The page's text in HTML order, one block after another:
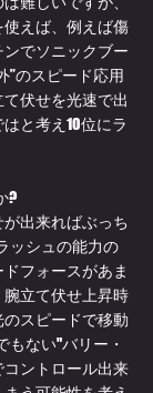
えば、例えば傷
でソニックブー
”のスピード応用
伏せを光速で出
と考え10位にラ
?
出来ればぶっち
ッシュの能力の
フォースがあま
腕立て伏せ上昇時
スピードで移動
もない"バリー・
ントロール出来